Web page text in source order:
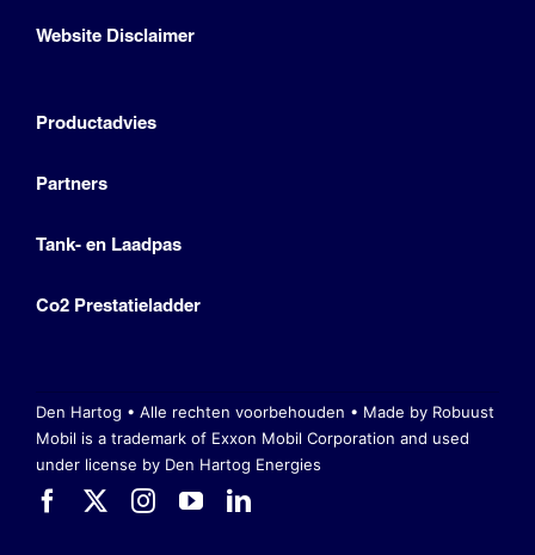
Website Disclaimer
Productadvies
Partners
Tank- en Laadpas
Co2 Prestatieladder
Den Hartog • Alle rechten voorbehouden • Made by Robuust
Mobil is a trademark of Exxon Mobil Corporation and used
under license by Den Hartog Energies